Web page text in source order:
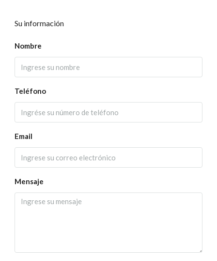
Su información
Nombre
Teléfono
Email
Mensaje